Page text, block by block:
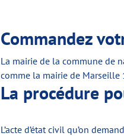
Commandez
La mairie de la commune de
comme la mairie de Marseille
La procédure
L’acte d’état civil qu’on